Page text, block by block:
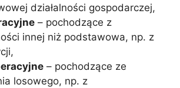
działalności gospodarczej,
– pochodzące z
innej niż podstawowa, np. z
– pochodzące ze
losowego, np. z